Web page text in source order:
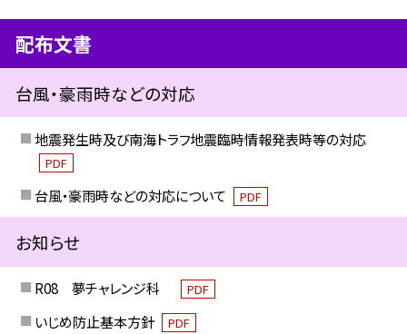
配布文書
台風・豪雨時などの対応
地震発生時及び南海トラフ地震臨時情報発表時等の対応
PDF
台風・豪雨時などの対応について PDF
お知らせ
R08 夢チャレンジ科 PDF
いじめ防止基本方針 PDF